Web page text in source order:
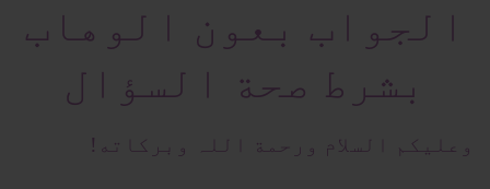
الجواب بعون الوهاب
بشرط صحة السؤال
وعلیکم السلام ورحمة اللہ وبرکاته!